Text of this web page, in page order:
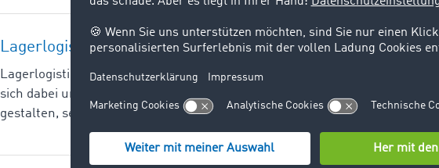
Lagerlogistik
Lagerlogistik ist ein Teilbereich der Logistik in Betrieben, die über eine
sich dabei um die systematische Aufbewahrung und Verwaltung von
gestalten, setzen Unternehmen als Hilfsmittel